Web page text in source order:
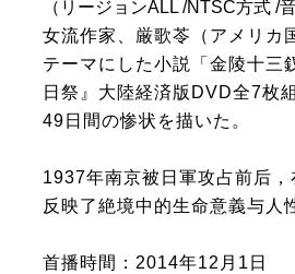
（リージョンALL /NTSC方式 /
女流作家、厳歌苓（アメリカ
テーマにした小説「金陵十三
日祭』大陸経済版DVD全7枚
49日間の惨状を描いた。
1937年南京被日軍攻占前后
反映了絶境中的生命意義与人
首播時間：2014年12月1日